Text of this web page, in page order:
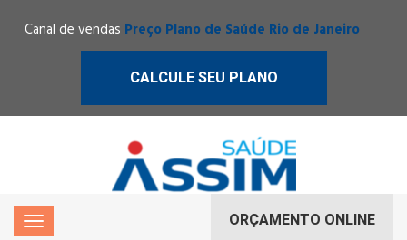
Canal de vendas Preço Plano de Saúde Rio de Janeiro
CALCULE SEU PLANO
ORÇAMENTO ONLINE